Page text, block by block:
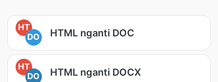
HT
DO
HTML nganti DOC
HT
DO
HTML nganti DOCX